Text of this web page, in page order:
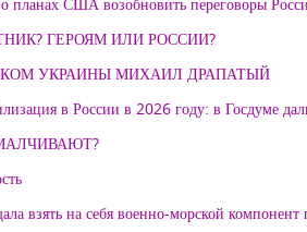
ГЕРОЯМ ИЛИ РОССИИ?
УКРАИНЫ МИХАИЛ ДРАПАТЫЙ
в России в 2026 году: в Госдуме
взять на себя военно-морской